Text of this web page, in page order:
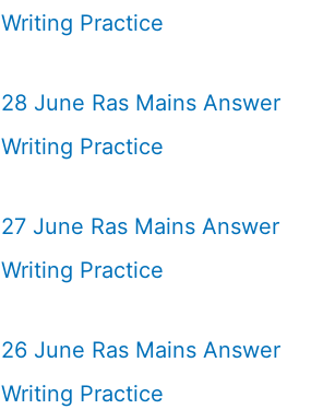
Writing Practice
28 June Ras Mains Answer
Writing Practice
27 June Ras Mains Answer
Writing Practice
26 June Ras Mains Answer
Writing Practice